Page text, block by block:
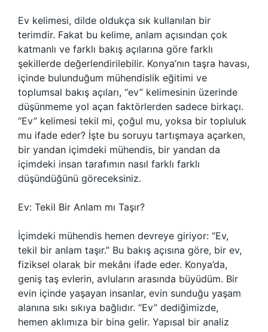
Ev kelimesi, dilde oldukça sık kullanılan bir
terimdir. Fakat bu kelime, anlam açısından çok
katmanlı ve farklı bakış açılarına göre farklı
şekillerde değerlendirilebilir. Konya’nın taşra havası,
içinde bulunduğum mühendislik eğitimi ve
toplumsal bakış açıları, “ev” kelimesinin üzerinde
düşünmeme yol açan faktörlerden sadece birkaçı.
“Ev” kelimesi tekil mi, çoğul mu, yoksa bir topluluk
mu ifade eder? İşte bu soruyu tartışmaya açarken,
bir yandan içimdeki mühendis, bir yandan da
içimdeki insan tarafımın nasıl farklı farklı
düşündüğünü göreceksiniz.
Ev: Tekil Bir Anlam mı Taşır?
İçimdeki mühendis hemen devreye giriyor: “Ev,
tekil bir anlam taşır.” Bu bakış açısına göre, bir ev,
fiziksel olarak bir mekânı ifade eder. Konya’da,
geniş taş evlerin, avluların arasında büyüdüm. Bir
evin içinde yaşayan insanlar, evin sunduğu yaşam
alanına sıkı sıkıya bağlıdır. “Ev” dediğimizde,
hemen aklımıza bir bina gelir. Yapısal bir analiz